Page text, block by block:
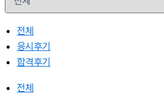
전체
응시후기
합격후기
전체